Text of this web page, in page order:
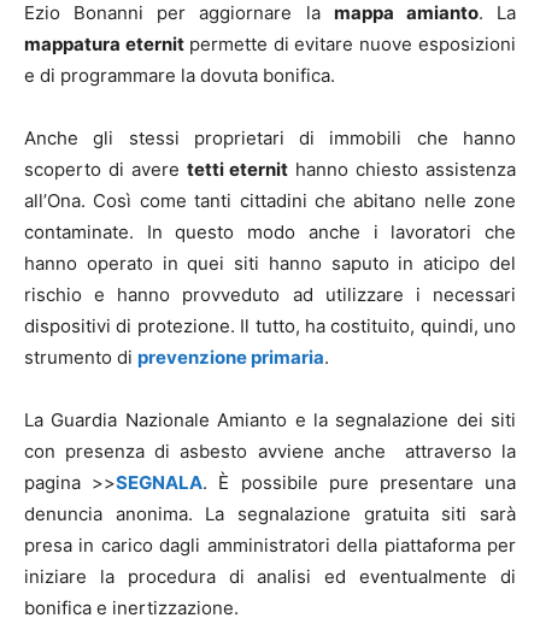
Ezio Bonanni per aggiornare la mappa amianto. La
mappatura eternit permette di evitare nuove esposizioni
e di programmare la dovuta bonifica.
Anche gli stessi proprietari di immobili che hanno
scoperto di avere tetti eternit hanno chiesto assistenza
all’Ona. Così come tanti cittadini che abitano nelle zone
contaminate. In questo modo anche i lavoratori che
hanno operato in quei siti hanno saputo in aticipo del
rischio e hanno provveduto ad utilizzare i necessari
dispositivi di protezione. Il tutto, ha costituito, quindi, uno
strumento di prevenzione primaria.
La Guardia Nazionale Amianto e la segnalazione dei siti
con presenza di asbesto avviene anche attraverso la
pagina >>SEGNALA. È possibile pure presentare una
denuncia anonima. La segnalazione gratuita siti sarà
presa in carico dagli amministratori della piattaforma per
iniziare la procedura di analisi ed eventualmente di
bonifica e inertizzazione.